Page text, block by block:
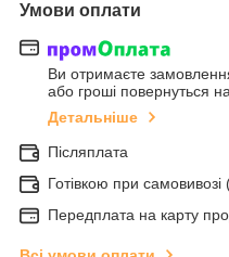
Умови оплати
Ви отримаєте
або гроші повернуться
Детальніше
Післяплата
Готівкою при
Передплата на карту